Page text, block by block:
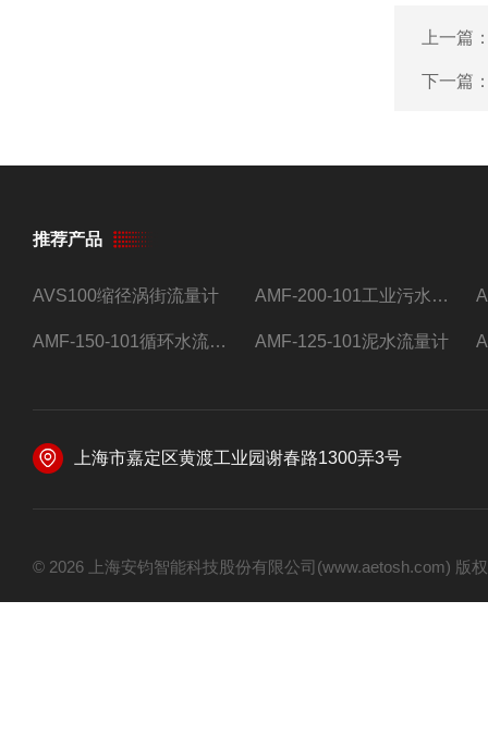
上一篇
下一篇
推荐产品
AVS100缩径涡街流量计 AMF-200-101工业污水流量计
AMF-150-101循环水流量计,电磁流量计 AMF-125-101泥水流量计
上海市嘉定区黄渡工业园谢春路1300弄3号
© 2026 上海安钧智能科技股份有限公司(www.aetosh.com)